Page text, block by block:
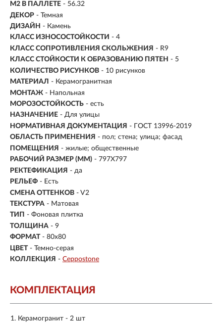
М2 В ПАЛЛЕТЕ - 56.32
ДЕКОР - Темная
ДИЗАЙН - Камень
КЛАСС ИЗНОСОСТОЙКОСТИ - 4
КЛАСС СОПРОТИВЛЕНИЯ СКОЛЬЖЕНИЯ - R9
КЛАСС СТОЙКОСТИ К ОБРАЗОВАНИЮ ПЯТЕН - 5
КОЛИЧЕСТВО РИСУНКОВ - 10 рисунков
МАТЕРИАЛ - Керамогранитная
МОНТАЖ - Напольная
МОРОЗОСТОЙКОСТЬ - есть
НАЗНАЧЕНИЕ - Для улицы
НОРМАТИВНАЯ ДОКУМЕНТАЦИЯ - ГОСТ 13996-2019
ОБЛАСТЬ ПРИМЕНЕНИЯ - пол; стена; улица; фасад
ПОМЕЩЕНИЯ - жилые; общественные
РАБОЧИЙ РАЗМЕР (ММ) - 797X797
РЕКТЕФИКАЦИЯ - да
РЕЛЬЕФ - Есть
СМЕНА ОТТЕНКОВ - V2
ТЕКСТУРА - Матовая
ТИП - Фоновая плитка
ТОЛЩИНА - 9
ФОРМАТ - 80x80
ЦВЕТ - Темно-серая
КОЛЛЕКЦИЯ - Ceppostone
КОМПЛЕКТАЦИЯ
Керамогранит - 2 шт